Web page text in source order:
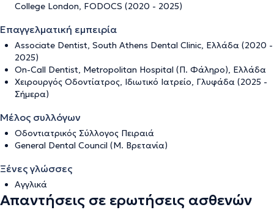
College London, FODOCS (2020 - 2025)
Επαγγελματική εμπειρία
Associate Dentist, South Athens Dental Clinic, Ελλάδα (2020 -
2025)
On-Call Dentist, Metropolitan Hospital (Π. Φάληρο), Ελλάδα
Χειρουργός Οδοντίατρος, Ιδιωτικό Ιατρείο, Γλυφάδα (2025 -
Σήμερα)
Μέλος συλλόγων
Οδοντιατρικός Σύλλογος Πειραιά
General Dental Council (M. Βρετανία)
Ξένες γλώσσες
Αγγλικά
Απαντήσεις σε ερωτήσεις ασθενών